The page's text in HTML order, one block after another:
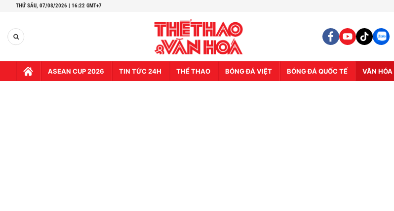
THỨ SÁU, 07/08/2026 | 16:22 GMT+7
ASEAN CUP 2026 TIN TỨC 24H THỂ THAO BÓNG ĐÁ VIỆT BÓNG ĐÁ QUỐC TẾ VĂN HÓA